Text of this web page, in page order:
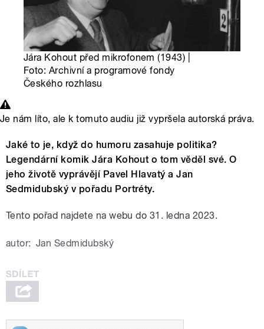
Jára Kohout před mikrofonem (1943) |
Foto: Archivní a programové fondy
Českého rozhlasu
Je nám líto, ale k tomuto audiu již vypršela autorská práva.
Jaké to je, když do humoru zasahuje politika?
Legendární komik Jára Kohout o tom věděl své. O
jeho životě vyprávějí Pavel Hlavatý a Jan
Sedmidubský v pořadu Portréty.
Tento pořad najdete na webu do 31. ledna 2023.
autor: Jan Sedmidubský